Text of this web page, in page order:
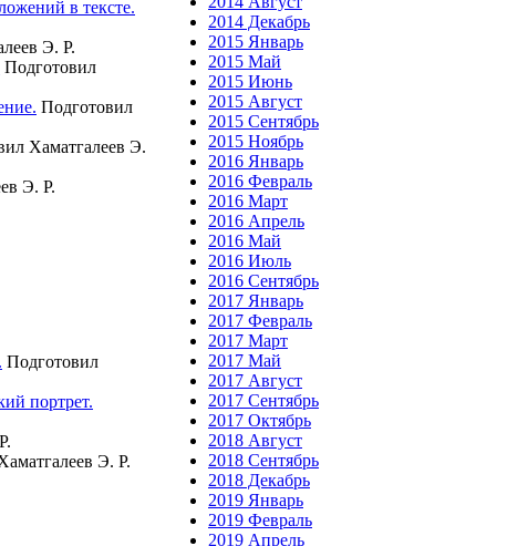
в тексте.
Э. Р.
Подготовил
Подготовил
Хаматгалеев Э.
Э. Р.
Подготовил
портрет.
Э. Р.
2014 Декабрь
2015 Январь
2015 Май
2015 Июнь
2015 Август
2015 Сентябрь
2015 Ноябрь
2016 Январь
2016 Февраль
2016 Март
2016 Апрель
2016 Май
2016 Июль
2016 Сентябрь
2017 Январь
2017 Февраль
2017 Март
2017 Май
2017 Август
2017 Сентябрь
2017 Октябрь
2018 Август
2018 Сентябрь
2018 Декабрь
2019 Январь
2019 Февраль
2019 Апрель